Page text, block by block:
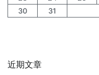
30
31
近期文章